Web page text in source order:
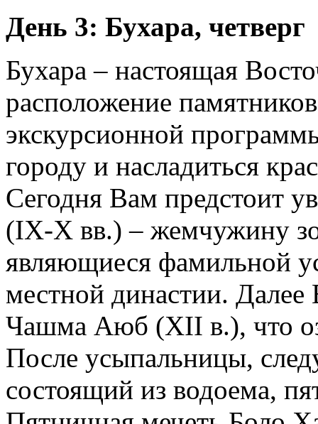
День 3: Бухара, четверг
Бухара – настоящая
расположение
экскурсионной
городу и насладиться
Сегодня Вам предстоит
(IX-X вв.) – жемчужину
являющиеся фамильной
местной династии.
Чашма Аюб (XII в.), что
После усыпальницы,
состоящий из водоема,